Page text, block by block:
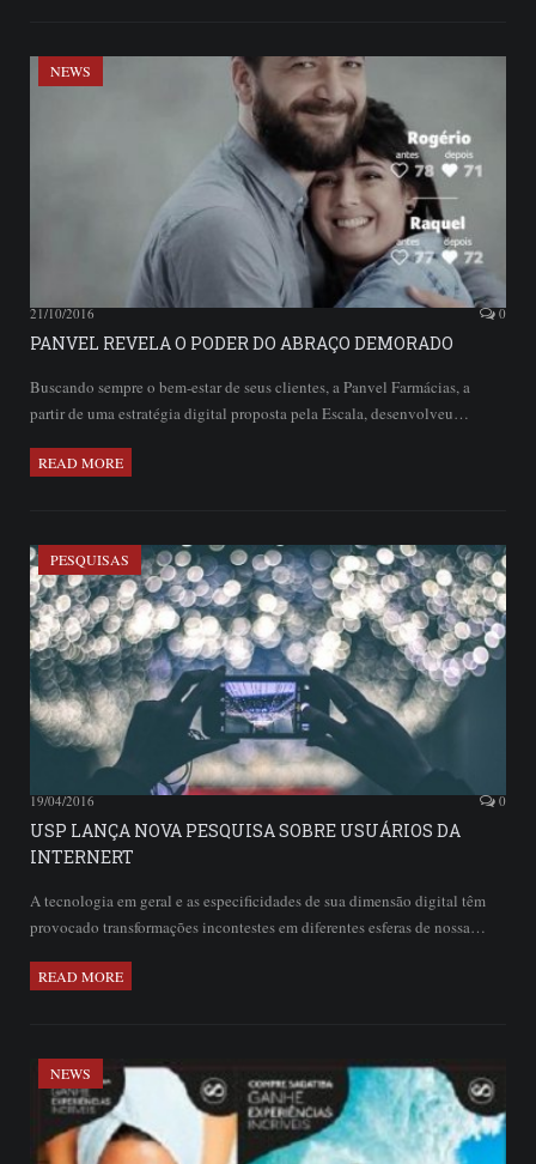
NEWS
21/10/2016 0
PANVEL REVELA O PODER DO ABRAÇO DEMORADO
Buscando sempre o bem-estar de seus clientes, a Panvel Farmácias, a
partir de uma estratégia digital proposta pela Escala, desenvolveu…
READ MORE
PESQUISAS
19/04/2016 0
USP LANÇA NOVA PESQUISA SOBRE USUÁRIOS DA
INTERNERT
A tecnologia em geral e as especificidades de sua dimensão digital têm
provocado transformações incontestes em diferentes esferas de nossa…
READ MORE
NEWS